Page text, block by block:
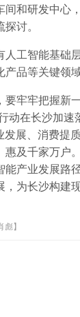
间和研发中心
讨。
人工智能基础
产品等关键领
要牢牢把握新
动在长沙加
发展、消费提
及千家万户
能产业发展路
为长沙构建
】